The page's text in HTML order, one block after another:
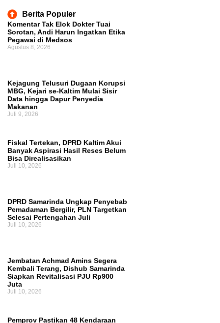
Berita Populer
Komentar Tak Elok Dokter Tuai
Sorotan, Andi Harun Ingatkan Etika
Pegawai di Medsos
Agustus 8, 2026
Kejagung Telusuri Dugaan Korupsi
MBG, Kejari se-Kaltim Mulai Sisir
Data hingga Dapur Penyedia
Makanan
Juli 9, 2026
Fiskal Tertekan, DPRD Kaltim Akui
Banyak Aspirasi Hasil Reses Belum
Bisa Direalisasikan
Juli 10, 2026
DPRD Samarinda Ungkap Penyebab
Pemadaman Bergilir, PLN Targetkan
Selesai Pertengahan Juli
Juli 10, 2026
Jembatan Achmad Amins Segera
Kembali Terang, Dishub Samarinda
Siapkan Revitalisasi PJU Rp900
Juta
Juli 10, 2026
Pemprov Pastikan 48 Kendaraan